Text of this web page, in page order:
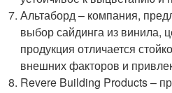
Альтаборд – компания,
выбор сайдинга из винила,
продукция отличается
внешних факторов и
Revere Building Products –